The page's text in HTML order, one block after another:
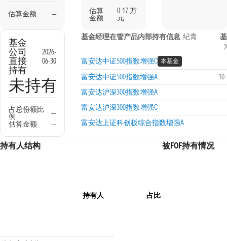
估算金额 — 估算
金额
0-17 万
元
基金
公司
直接
持有
2026-
06-30
未持有
占总份额比
例
—
估算金额
—
基金经理在管产品内部持有信息 纪青
富安达中证500指数增强C 本基金
富安达中证500指数增强A
富安达沪深300指数增强A
富安达沪深300指数增强C
富安达上证科创板综合指数增强A
持有人结构
持有人 占比
被FOF持有情况